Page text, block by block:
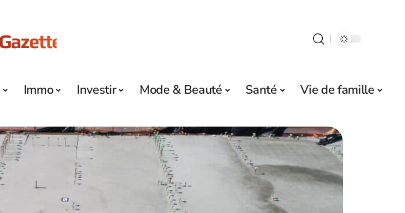
Immo Investir Mode & Beauté Santé Vie de famille